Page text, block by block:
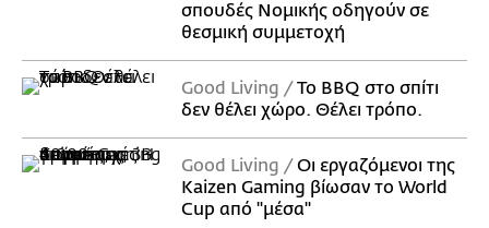
σπουδές Νομικής οδηγούν σε
θεσμική συμμετοχή
Good Living
Το BBQ στο σπίτι
δεν θέλει χώρο. Θέλει τρόπο.
Good Living
Οι εργαζόμενοι της
Kaizen Gaming βίωσαν το World
Cup από "μέσα"